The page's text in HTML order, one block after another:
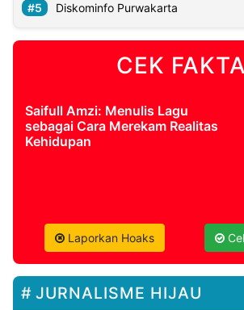
Diskominfo Purwakarta
CEK FAKTA
Saifull Amzi: Menulis Lagu
sebagai Cara Merekam Realitas
Kehidupan
Laporkan Hoaks
JURNALISME HIJAU